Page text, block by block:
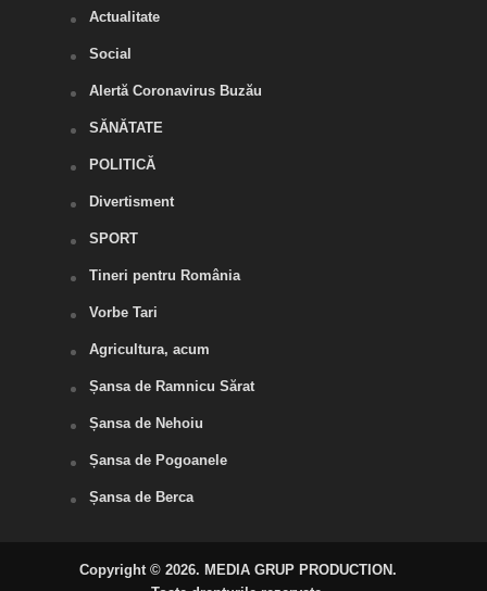
Actualitate
Social
Alertă Coronavirus Buzău
SĂNĂTATE
POLITICĂ
Divertisment
SPORT
Tineri pentru România
Vorbe Tari
Agricultura, acum
Șansa de Ramnicu Sărat
Șansa de Nehoiu
Șansa de Pogoanele
Șansa de Berca
Copyright © 2026. MEDIA GRUP PRODUCTION.